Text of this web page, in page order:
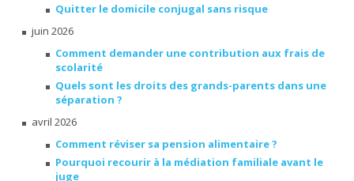
Quitter le domicile conjugal sans risque
juin 2026
Comment demander une contribution aux frais de
scolarité
Quels sont les droits des grands-parents dans une
séparation ?
avril 2026
Comment réviser sa pension alimentaire ?
Pourquoi recourir à la médiation familiale avant le
juge